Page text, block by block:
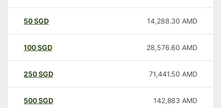
50SGD 14,288.30 AMD
100SGD 28,576.60 AMD
250SGD 71,441.50 AMD
500SGD 142,883 AMD